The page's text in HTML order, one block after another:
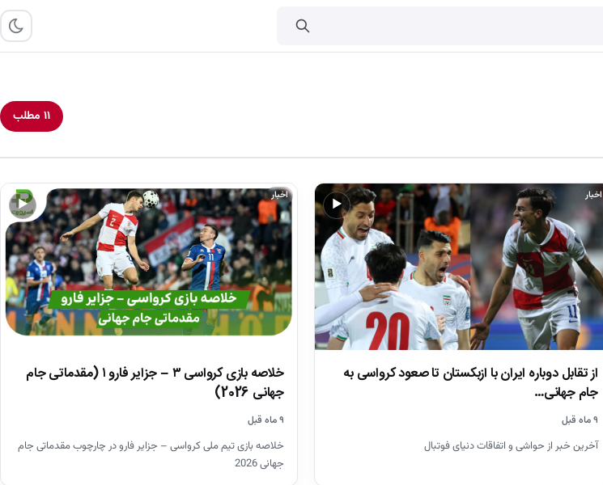
۱۱ مطلب
▶
اخبار
از تقابل دوباره ایران با ازبکستان تا صعود کرواسی به
جام جهانی…
۹ ماه قبل
آخرین خبر از حواشی و اتفاقات دنیای فوتبال
▶
اخبار
خلاصه بازی کرواسی ۳ – جزایر فارو ۱ (مقدماتی جام
جهانی 2026)
۹ ماه قبل
خلاصه بازی تیم ملی کرواسی – جزایر فارو در چارچوب مقدماتی جام
جهانی 2026